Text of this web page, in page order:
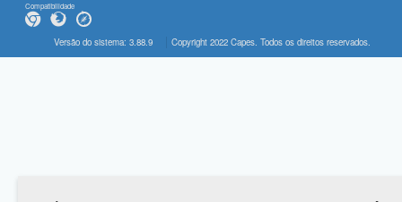
Compatibilidade
Versão do sistema: 3.88.9 Copyright 2022 Capes. Todos os direitos reservados.